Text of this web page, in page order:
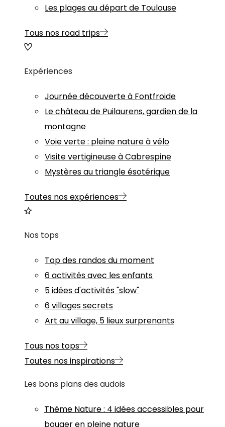
Les plages au départ de Toulouse
Tous nos road trips
Expériences
Journée découverte à Fontfroide
Le château de Puilaurens, gardien de la
montagne
Voie verte : pleine nature à vélo
Visite vertigineuse à Cabrespine
Mystères au triangle ésotérique
Toutes nos expériences
Nos tops
Top des randos du moment
6 activités avec les enfants
5 idées d'activités "slow"
6 villages secrets
Art au village, 5 lieux surprenants
Tous nos tops
Toutes nos inspirations
Les bons plans des audois
Thème Nature: 4 idées accessibles pour
bouger en pleine nature